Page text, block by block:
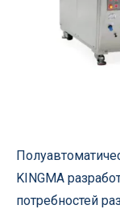
KINGMA
потребностей